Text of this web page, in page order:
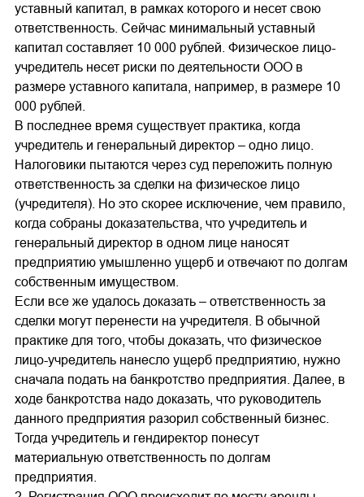
уставный капитал, в рамках которого и несет свою
ответственность. Сейчас минимальный уставный
капитал составляет 10 000 рублей. Физическое лицо-
учредитель несет риски по деятельности ООО в
размере уставного капитала, например, в размере 10
000 рублей.
В последнее время существует практика, когда
учредитель и генеральный директор – одно лицо.
Налоговики пытаются через суд переложить полную
ответственность за сделки на физическое лицо
(учредителя). Но это скорее исключение, чем правило,
когда собраны доказательства, что учредитель и
генеральный директор в одном лице наносят
предприятию умышленно ущерб и отвечают по долгам
собственным имуществом.
Если все же удалось доказать – ответственность за
сделки могут перенести на учредителя. В обычной
практике для того, чтобы доказать, что физическое
лицо-учредитель нанесло ущерб предприятию, нужно
сначала подать на банкротство предприятия. Далее, в
ходе банкротства надо доказать, что руководитель
данного предприятия разорил собственный бизнес.
Тогда учредитель и гендиректор понесут
материальную ответственность по долгам
предприятия.